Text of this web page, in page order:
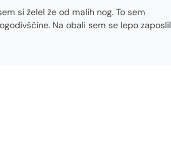
si želel že od malih nog. To sem
Na obali sem se lepo zaposlil